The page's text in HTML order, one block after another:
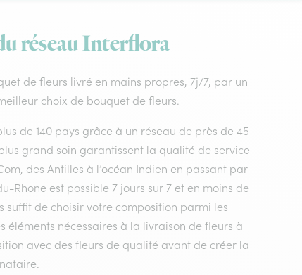
réseau Interflora
de fleurs livré en mains propres, 7j/7, par un
choix de bouquet de fleurs.
de 140 pays grâce à un réseau de près de 45
grand soin garantissent la qualité de service
des Antilles à l’océan Indien en passant par
Rhone est possible 7 jours sur 7 et en moins de
suffit de choisir votre composition parmi les
éléments nécessaires à la livraison de fleurs à
avec des fleurs de qualité avant de créer la